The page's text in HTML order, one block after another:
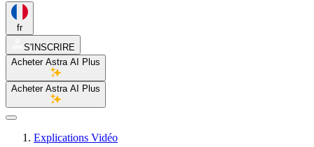
fr
S'INSCRIRE
Acheter Astra AI Plus
Acheter Astra AI Plus
Explications Vidéo